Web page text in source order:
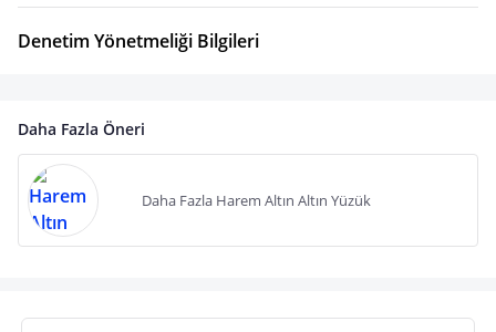
Denetim Yönetmeliği Bilgileri
Daha Fazla Öneri
Daha Fazla Harem Altın Altın Yüzük